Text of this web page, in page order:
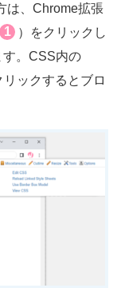
は、Chrome拡張
1
）をクリックし
す。CSS内の
リックするとブロ